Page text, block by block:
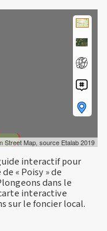
Street Map, source Etalab 2019
interactif pour
« Poisy » de
dans le
interactive
sur le foncier local.